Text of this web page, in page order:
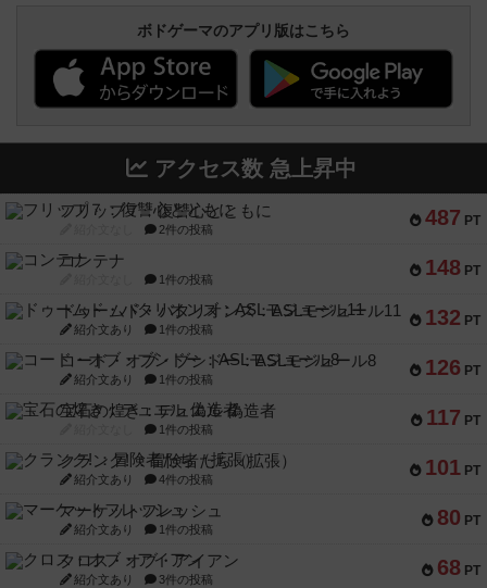
ボドゲーマのアプリ版はこちら
アクセス数 急上昇中
487 PT
フリップ７：復讐心とともに
2件の投稿
148 PT
コンテナ
1件の投稿
132 PT
ドゥームド・バタリオンズ：ASLモジュール11
紹介文あり 1件の投稿
126 PT
コード・オブ・ブシドー：ASLモジュール8
紹介文あり 1件の投稿
117 PT
宝石の煌き：デュエル 偽造者
1件の投稿
101 PT
クランク! ：冒険者たち（拡張）
紹介文あり 4件の投稿
80 PT
マーケットフレッシュ
紹介文あり 1件の投稿
68 PT
クロス・オブ・アイアン
紹介文あり 3件の投稿